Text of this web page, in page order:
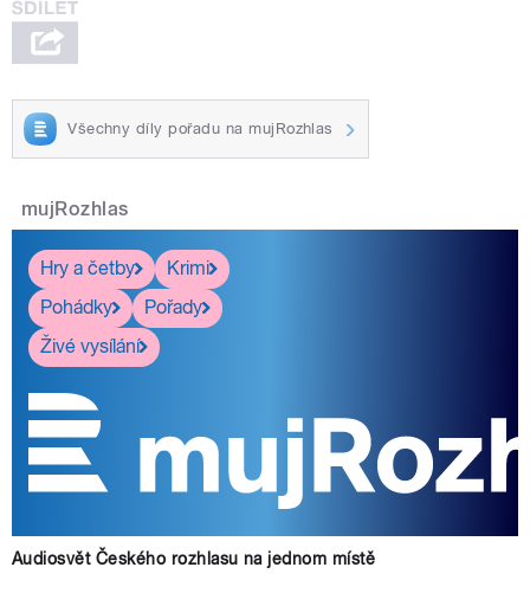
Všechny díly pořadu na mujRozhlas
mujRozhlas
Hry a četby
Krimi
Pohádky
Pořady
Živé vysílání
Audiosvět Českého rozhlasu na jednom místě